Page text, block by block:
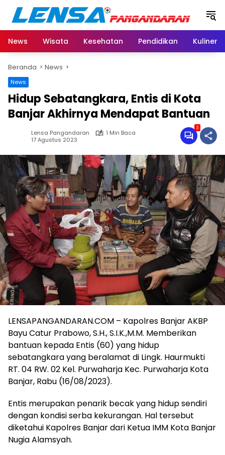
Langsung
konten
News
Wisata Kesehatan Pendidikan Kuliner
Beranda News
News
Hidup Sebatangkara, Entis di Kota
Banjar Akhirnya Mendapat Bantuan
Lensa Pangandaran
1 Min Baca
17 Agustus 2023
3
LENSAPANGANDARAN.COM – Kapolres Banjar AKBP
Bayu Catur Prabowo, S.H., S.I.K.,M.M. Memberikan
bantuan kepada Entis (60) yang hidup
sebatangkara yang beralamat di Lingk. Haurmukti
RT. 04 RW. 02 Kel. Purwaharja Kec. Purwaharja Kota
Banjar, Rabu (16/08/2023).
Entis merupakan penarik becak yang hidup sendiri
dengan kondisi serba kekurangan. Hal tersebut
diketahui Kapolres Banjar dari Ketua IMM Kota Banjar
Nugia Alamsyah.